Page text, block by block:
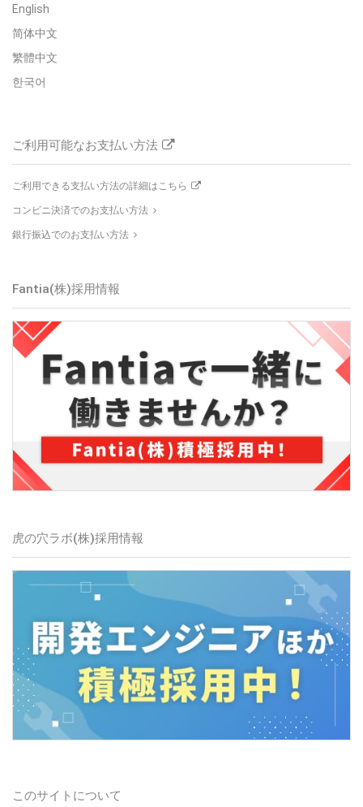
English
简体中文
繁體中文
한국어
ご利用可能なお支払い方法
ご利用できる支払い方法の詳細はこちら
コンビニ決済でのお支払い方法
銀行振込でのお支払い方法
Fantia(株)採用情報
虎の穴ラボ(株)採用情報
このサイトについて